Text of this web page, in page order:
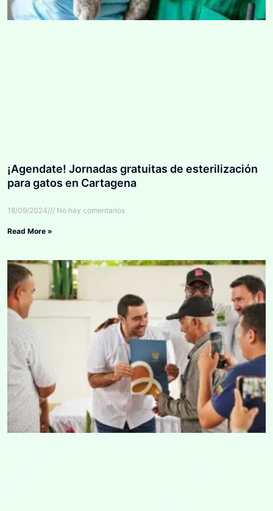
¡Agendate! Jornadas gratuitas de esterilización
para gatos en Cartagena
18/09/2024 No hay comentarios
Read More »